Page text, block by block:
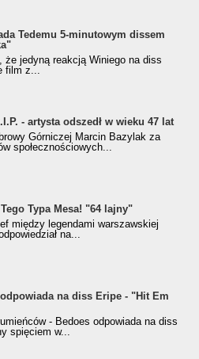
Tedemu 5-minutowym dissem
że jedyną reakcją Winiego na diss
film z...
- artysta odszedł w wieku 47 lat
Górniczej Marcin Bazylak za
społecznościowych...
Typa Mesa! "64 lajny"
między legendami warszawskiej
na...
odpowiada na diss Eripe - "Hit Em
- Bedoes odpowiada na diss
spięciem w...